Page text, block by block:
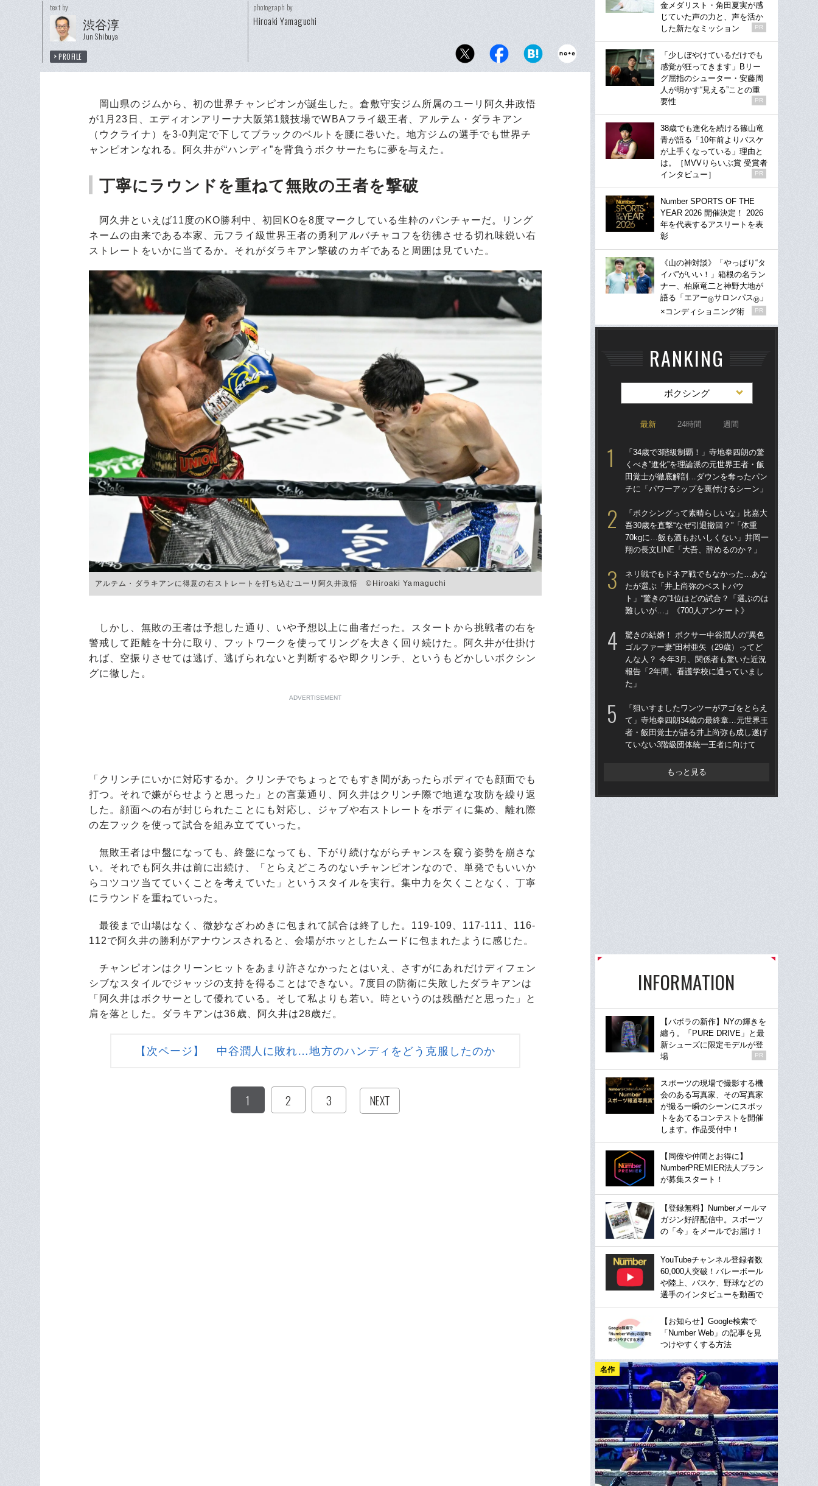
text by
渋谷淳
Jun Shibuya
PROFILE
photograph by
Hiroaki Yamaguchi
岡山県のジムから、初の世界チャンピオンが誕生した。倉敷守安ジム所属のユーリ阿久井政悟
が1月23日、エディオンアリーナ大阪第1競技場でWBAフライ級王者、アルテム・ダラキアン
（ウクライナ）を3-0判定で下してブラックのベルトを腰に巻いた。地方ジムの選手でも世界チ
ャンピオンなれる。阿久井が“ハンディ”を背負うボクサーたちに夢を与えた。
丁寧にラウンドを重ねて無敗の王者を撃破
阿久井といえば11度のKO勝利中、初回KOを8度マークしている生粋のパンチャーだ。リング
ネームの由来である本家、元フライ級世界王者の勇利アルバチャコフを彷彿させる切れ味鋭い右
ストレートをいかに当てるか。それがダラキアン撃破のカギであると周囲は見ていた。
アルテム・ダラキアンに得意の右ストレートを打ち込むユーリ阿久井政悟 ©Hiroaki Yamaguchi
しかし、無敗の王者は予想した通り、いや予想以上に曲者だった。スタートから挑戦者の右を
警戒して距離を十分に取り、フットワークを使ってリングを大きく回り続けた。阿久井が仕掛け
れば、空振りさせては逃げ、逃げられないと判断するや即クリンチ、というもどかしいボクシン
グに徹した。
ADVERTISEMENT
「クリンチにいかに対応するか。クリンチでちょっとでもすき間があったらボディでも顔面でも
打つ。それで嫌がらせようと思った」との言葉通り、阿久井はクリンチ際で地道な攻防を繰り返
した。顔面への右が封じられたことにも対応し、ジャブや右ストレートをボディに集め、離れ際
の左フックを使って試合を組み立てていった。
無敗王者は中盤になっても、終盤になっても、下がり続けながらチャンスを窺う姿勢を崩さな
い。それでも阿久井は前に出続け、「とらえどころのないチャンピオンなので、単発でもいいか
らコツコツ当てていくことを考えていた」というスタイルを実行。集中力を欠くことなく、丁寧
にラウンドを重ねていった。
最後まで山場はなく、微妙なざわめきに包まれて試合は終了した。119-109、117-111、116-
112で阿久井の勝利がアナウンスされると、会場がホッとしたムードに包まれたように感じた。
チャンピオンはクリーンヒットをあまり許さなかったとはいえ、さすがにあれだけディフェン
シブなスタイルでジャッジの支持を得ることはできない。7度目の防衛に失敗したダラキアンは
「阿久井はボクサーとして優れている。そして私よりも若い。時というのは残酷だと思った」と
肩を落とした。ダラキアンは36歳、阿久井は28歳だ。
【次ページ】 中谷潤人に敗れ…地方のハンディをどう克服したのか
1 2 3 NEXT
金メダリスト・角田夏実が感
じていた声の力と、声を活か
した新たなミッション
PR
「少しぼやけているだけでも
感覚が狂ってきます」Bリー
グ屈指のシューター・安藤周
人が明かす“見える”ことの重
要性
PR
38歳でも進化を続ける篠山竜
青が語る「10年前よりバスケ
が上手くなっている」理由と
は。［MVVりらいぶ賞 受賞者
インタビュー］
PR
Number SPORTS OF THE
YEAR 2026 開催決定！ 2026
年を代表するアスリートを表
彰
《山の神対談》「やっぱり“タ
イパ”がいい！」箱根の名ラン
ナー、柏原竜二と神野大地が
語る「エアー®サロンパス® 」
×コンディショニング術
PR
RANKING
ボクシング
最新 24時間 週間
「34歳で3階級制覇！」寺地拳四朗の驚
くべき”進化”を理論派の元世界王者・飯
田覚士が徹底解剖…ダウンを奪ったパン
チに「パワーアップを裏付けるシーン」
「ボクシングって素晴らしいな」比嘉大
吾30歳を直撃“なぜ引退撤回？”「体重
70kgに…飯も酒もおいしくない」井岡一
翔の長文LINE「大吾、辞めるのか？」
ネリ戦でもドネア戦でもなかった…あな
たが選ぶ「井上尚弥のベストバウ
ト」“驚きの”1位はどの試合？「選ぶのは
難しいが…」《700人アンケート》
驚きの結婚！ ボクサー中谷潤人の“異色
ゴルファー妻”田村亜矢（29歳）ってど
んな人？ 今年3月、関係者も驚いた近況
報告「2年間、看護学校に通っていまし
た」
「狙いすましたワンツーがアゴをとらえ
て」寺地拳四朗34歳の最終章…元世界王
者・飯田覚士が語る井上尚弥も成し遂げ
ていない3階級団体統一王者に向けて
もっと見る
INFORMATION
【バボラの新作】NYの輝きを
纏う。「PURE DRIVE」と最
新シューズに限定モデルが登
場
PR
スポーツの現場で撮影する機
会のある写真家、その写真家
が撮る一瞬のシーンにスポッ
トをあてるコンテストを開催
します。作品受付中！
【同僚や仲間とお得に】
NumberPREMIER法人プラン
が募集スタート！
【登録無料】Numberメールマ
ガジン好評配信中。スポーツ
の「今」をメールでお届け！
YouTubeチャンネル登録者数
60,000人突破！バレーボール
や陸上、バスケ、野球などの
選手のインタビューを動画で
【お知らせ】Google検索で
「Number Web」の記事を見
つけやすくする方法
名作